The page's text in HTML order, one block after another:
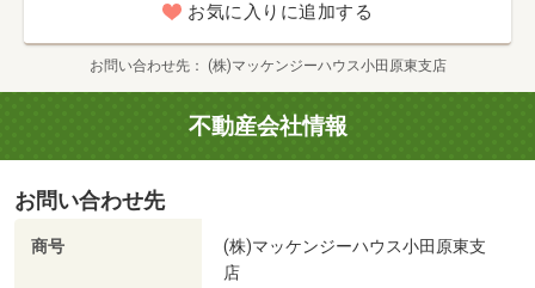
徒歩3分）
お気に入りに追加する
お問い合わせ先 (株)マッケンジーハウス小田原東支店
不動産会社情報
お問い合わせ先
商号
(株)マッケンジーハウス小田原東支
店